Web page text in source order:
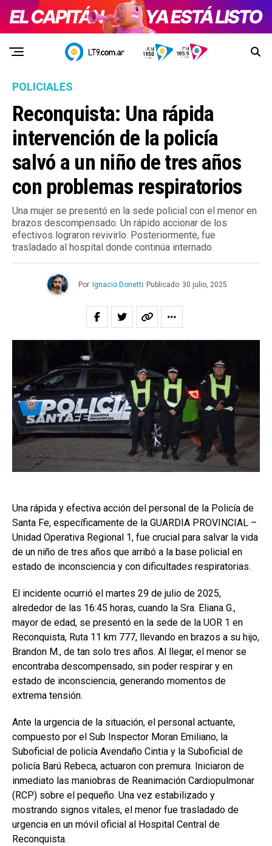
POLICIALES
Reconquista: Una rápida
intervención de la policía
salvó a un niño de tres años
con problemas respiratorios
Una mujer se presentó en la sede policial con el menor en
brazos descompensado. Un rápido accionar de los
efectivos lograron revivirlo. Posteriormente, fue
trasladado al hospital donde continúa internado.
Por Ignacio Donetti Publicado 30 julio, 2025
Una rápida y efectiva acción del personal de la Policía de
Santa Fe, específicamente de la GUARDIA PROVINCIAL –
Unidad Operativa Regional 1, fue crucial para salvar la vida
de un niño de tres años que arribó a la base policial en
estado de inconsciencia y con dificultades respiratorias.
El incidente ocurrió el martes 29 de julio de 2025,
alrededor de las 16:45 horas, cuando la Sra. Eliana G.,
mayor de edad, se presentó en la sede de la UOR 1 en
Reconquista, Ruta 11 km 777, llevando en brazos a su hijo,
Brandon M., de tan solo tres años. Al llegar, el menor se
encontraba descompensado, sin poder respirar y en
estado de inconsciencia, generando momentos de
extrema tensión.
Ante la urgencia de la situación, el personal actuante,
compuesto por el Sub Inspector Moran Emiliano, la
Suboficial de policía Avendaño Cintia y la Suboficial de
policía Barú Rebeca, actuaron con premura. Iniciaron de
inmediato las maniobras de Reanimación Cardiopulmonar
(RCP) sobre el pequeño. Una vez estabilizado y
mostrando signos vitales, el menor fue trasladado de
urgencia en un móvil oficial al Hospital Central de
Reconquista.